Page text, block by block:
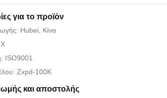
για το προϊόν
Hubei, Κίνα
ISO9001
Zxpd-100K
και αποστολής